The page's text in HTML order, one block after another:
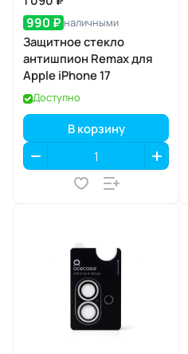
990 ₽ наличными
Защитное стекло
антишпион Remax для
Apple iPhone 17
Доступно
В корзину